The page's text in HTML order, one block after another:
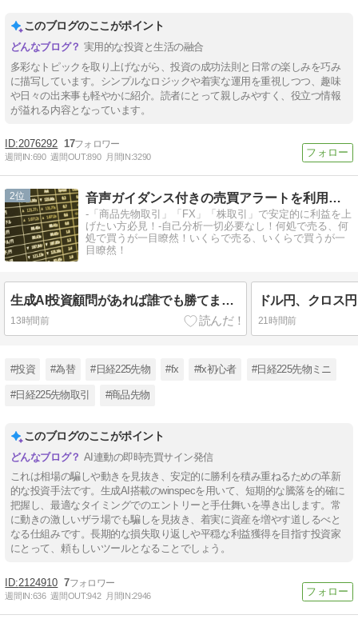
このブログのここがポイント
実用的な投資と生活の融合
多彩なトピックを取り上げながら、投資の成功法則と日常の楽しみを巧み
に描写しています。シンプルなロジックや着実な運用を重視しつつ、趣味
や日々の出来事も軽やかに紹介。読者にとって親しみやすく、役立つ情報
が溢れる内容となっています。
2076292 17
週間IN:690 週間OUT:890 月間IN:3290
2 音声ガイダンス付きの売買アラートを利用して楽々トレード！
-「商品先物取引」「FX」「株取引」で安定的に利益を上
げたい方必見！-自己分析一切必要なし！何処で売る、何
処で買うが一目瞭然！いくらで売る、いくらで買うが一
目瞭然！
生成AI投資顧問があれば誰でも勝てます！お金に困らないあっちの世界へ行きましょう！増税無縁！
13時間前 21時間前
#投資 #為替 #日経225先物 #fx #fx初心者 #日経225先物ミニ
#日経225先物取引 #商品先物
このブログのここがポイント
AI連動の即時売買サイン発信
これは相場の騙しや動きを見抜き、安定的に勝利を積み重ねるための革新
的な投資手法です。生成AI搭載のwinspecを用いて、短期的な騰落を的確に
把握し、最適なタイミングでのエントリーと手仕舞いを導き出します。常
に動きの激しいザラ場でも騙しを見抜き、着実に資産を増やす道しるべと
なる仕組みです。長期的な損失取り返しや平穏な利益獲得を目指す投資家
にとって、頼もしいツールとなることでしょう。
2124910 7
週間IN:636 週間OUT:942 月間IN:2946